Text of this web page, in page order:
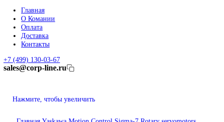
Renishaw Системы измерений
CMM Renishaw
Renishaw Калибровка
Renishaw Cтилусы
DUNGS
SMW AUTOBLOK
Сервопривод Siemens SQM
Газовый электромагнитный клапан Siemens